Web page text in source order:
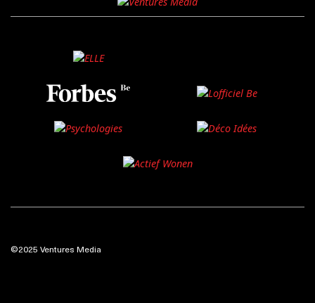
©2025 Ventures Media